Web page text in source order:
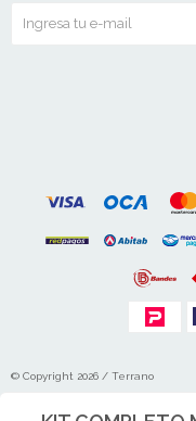
© Copyright 2026 / Terrano